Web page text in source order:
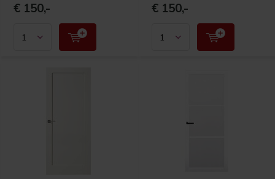
€ 150,- € 150,-